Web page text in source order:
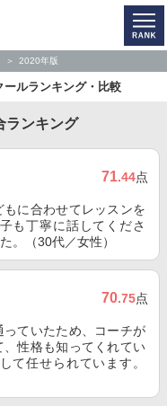
2020年版
ールランキング・比較
ランキング
71.44点
に合わせてレッスンを
も丁寧に話してくださ
。（30代／女性）
70.75点
ていたため、コーチが
性格も知ってくれてい
て任せられています。